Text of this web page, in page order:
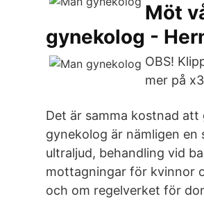
Möt
gynekolog -
OBS!
mer på
Det är samma kostnad
gynekolog är nämligen
ultraljud, behandling vid
mottagningar för kvinnor
och om regelverket för